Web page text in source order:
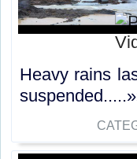
Heavy rains